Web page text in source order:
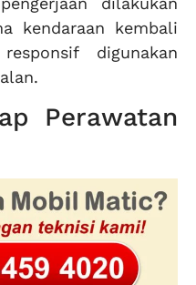
kendaraan kembali
digunakan
Perawatan